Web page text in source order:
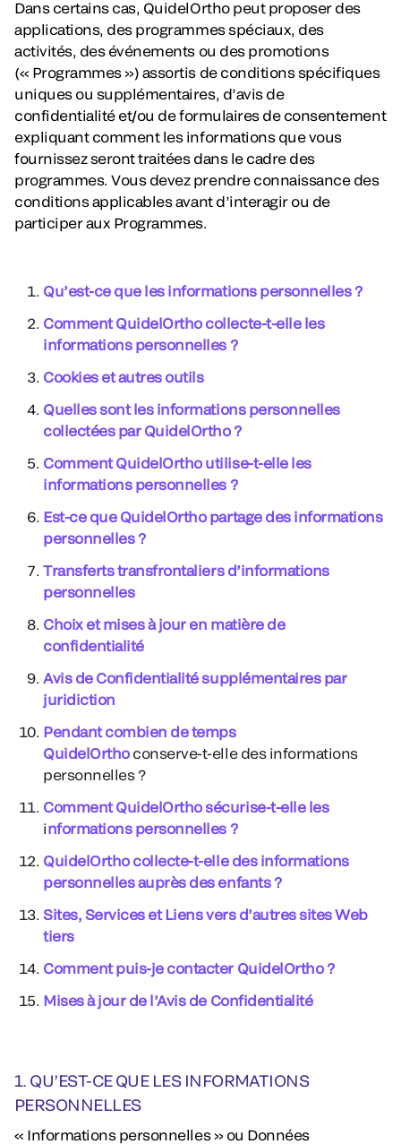
Dans certains cas, QuidelOrtho peut proposer des
applications, des programmes spéciaux, des
activités, des événements ou des promotions
(« Programmes ») assortis de conditions spécifiques
uniques ou supplémentaires, d’avis de
confidentialité et/ou de formulaires de consentement
expliquant comment les informations que vous
fournissez seront traitées dans le cadre des
programmes. Vous devez prendre connaissance des
conditions applicables avant d’interagir ou de
participer aux Programmes.
Qu’est-ce que les informations personnelles ?
Comment QuidelOrtho collecte-t-elle les
informations personnelles ?
Cookies et autres outils
Quelles sont les informations personnelles
collectées par QuidelOrtho ?
Comment QuidelOrtho utilise-t-elle les
informations personnelles ?
Est-ce que QuidelOrtho partage des informations
personnelles ?
Transferts transfrontaliers d’informations
personnelles
Choix et mises à jour en matière de
confidentialité
Avis de Confidentialité supplémentaires par
juridiction
Pendant combien de temps
QuidelOrthoconserve-t-elle des informations
personnelles ?
Comment QuidelOrtho sécurise-t-elle les
informations personnelles ?
QuidelOrtho collecte-t-elle des informations
personnelles auprès des enfants ?
Sites, Services et Liens vers d’autres sites Web
tiers
Comment puis-je contacter QuidelOrtho ?
Mises à jour de l’Avis de Confidentialité
1. QU’EST-CE QUE LES INFORMATIONS
PERSONNELLES
« Informations personnelles» ou Données